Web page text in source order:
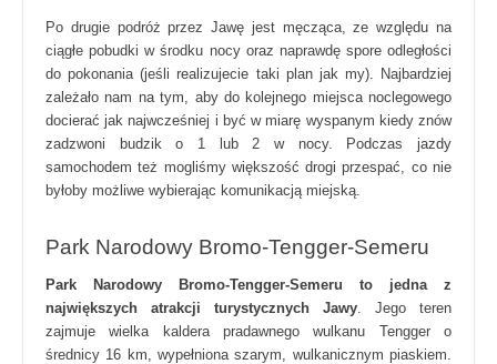
Po drugie podróż przez Jawę jest męcząca, ze względu na
ciągłe pobudki w środku nocy oraz naprawdę spore odległości
do pokonania (jeśli realizujecie taki plan jak my). Najbardziej
zależało nam na tym, aby do kolejnego miejsca noclegowego
docierać jak najwcześniej i być w miarę wyspanym kiedy znów
zadzwoni budzik o 1 lub 2 w nocy. Podczas jazdy
samochodem też mogliśmy większość drogi przespać, co nie
byłoby możliwe wybierając komunikacją miejską.
Park Narodowy Bromo-Tengger-Semeru
Park Narodowy Bromo-Tengger-Semeru to jedna z
największych atrakcji turystycznych Jawy . Jego teren
zajmuje wielka kaldera pradawnego wulkanu Tengger o
średnicy 16 km, wypełniona szarym, wulkanicznym piaskiem.